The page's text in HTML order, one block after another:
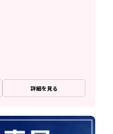
詳細を見る